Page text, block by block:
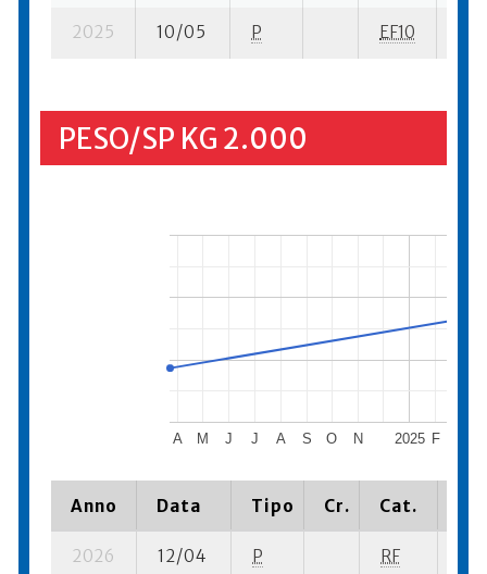
2025 10/05 P EF10
PESO/SP KG 2.000
2025
A M J J A S O N F
Anno Data Tipo Cr. Cat.
2026 12/04 P RF